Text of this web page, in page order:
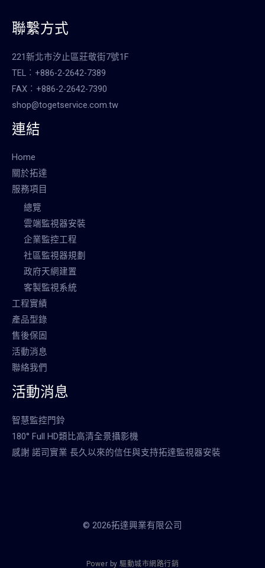
聯繫方式
221新北市汐止區莊敬街7號1F
TEL︰+886-2-2642-7389
FAX︰+886-2-2642-7390
shop@togetservice.com.tw
連結
Home
關於拓達
服務項目
總覽
雲端監視器安裝
企業監控工程
社區監視器規劃
政府天網建置
客製監視系統
工程實績
產品型錄
售後保固
活動消息
聯絡我們
活動消息
智慧監控門鈴
180° Full HD類比高清全景攝影機
感謝 諾司實業 長久以來的信任與支持拓達監視器安裝
© 2026拓達興業有限公司
Power by 驅動城市網 路行銷